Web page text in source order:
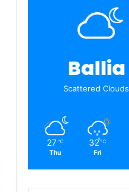
Ballia
Scattered Clouds
27 ℃
Thu
32 ℃
Fri